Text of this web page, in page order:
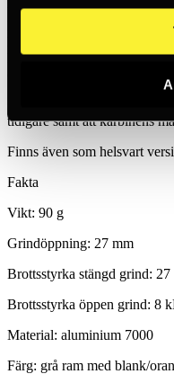
utrustning. Låssystemet
karbinen fortfarande är
handskar. Triact reducerar
krävs tre steg för att öppna
tidigare samt att karbinens
Finns även som helsvart
Fakta
Vikt: 90 g
Grindöppning: 27 mm
Brottsstyrka stängd grind:
Brottsstyrka öppen grind: 8
Material: aluminium 7000
Färg: grå ram med blank/